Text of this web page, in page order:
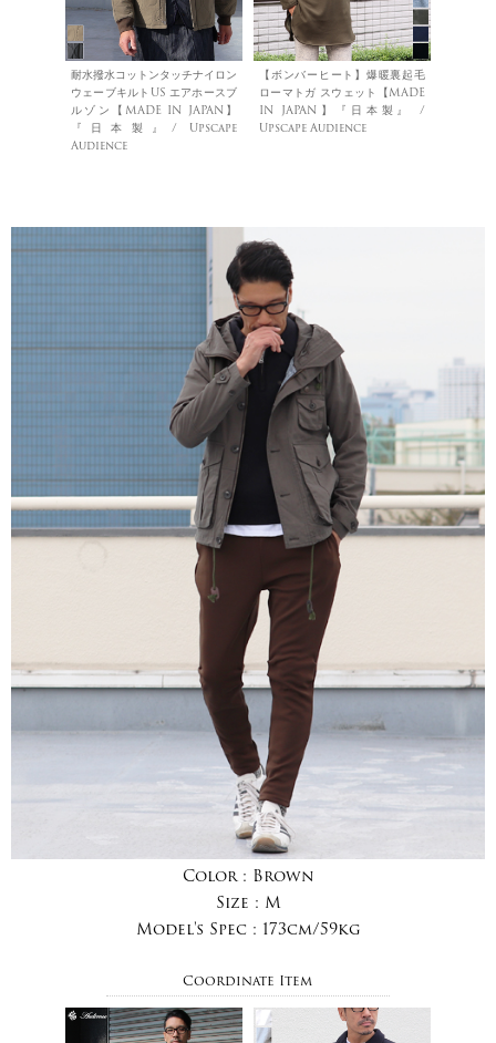
耐水撥水コットンタッチナイロン
ウェーブキルトUS エアホースブ
ルゾン【MADE IN JAPAN】
『日本製』/ Upscape
Audience
【ボンバーヒート】爆暖裏起毛
ローマトガ スウェット【MADE
IN JAPAN】『日本製』 /
Upscape Audience
Color : Brown
Size : M
Model's Spec : 173cm/59kg
Coordinate Item